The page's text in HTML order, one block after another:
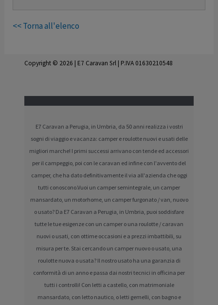
<< Torna all'elenco
Copyright © 2026 | E7 Caravan Srl | P.IVA 01630210548
E7 Caravan a Perugia, in Umbria, da 50 anni realizza i vostri
sogni di viaggio e vacanza: camper e roulotte nuovi e usati delle
migliori marche! I primi successi arrivano con tende ed accessori
per il campeggio, poi con le caravan ed infine con l'avvento del
camper, che ha dato definitivamente il via all'azienda che oggi
tutti conoscono.Vuoi un camper semintegrale, un camper
mansardato, un motorhome, un camper furgonato / van, nuovo
o usato? Da E7 Caravan a Perugia, in Umbria, puoi soddisfare
tutte le tue esigenze con un camper o una roulotte / caravan
nuovi o usati, con ottime occasioni e a prezzi imbattibili, su
misura per te. Stai cercando un camper nuovo o usato, una
roulotte nuova o usata? Il nostro usato ha una garanzia di
conformità di un anno e passa dai nostri tecnici in officina per
tutti i controlli! Con letti a castello, con matrimoniale
mansardato, con letto nautico, o letti gemelli, con bagno e